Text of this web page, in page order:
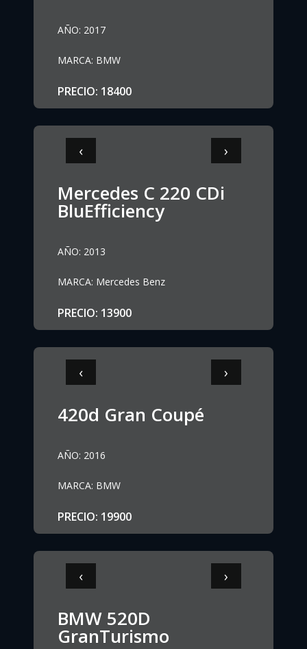
AÑO: 2017
MARCA: BMW
PRECIO: 18400
‹ ›
Mercedes C 220 CDi
BluEfficiency
AÑO: 2013
MARCA: Mercedes Benz
PRECIO: 13900
‹ ›
420d Gran Coupé
AÑO: 2016
MARCA: BMW
PRECIO: 19900
‹ ›
BMW 520D
GranTurismo